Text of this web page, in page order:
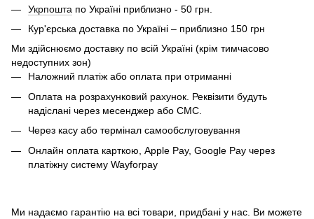
Укрпошта по Україні приблизно - 50 грн.
Кур'єрська доставка по Україні – приблизно 150 грн
Ми здійснюємо доставку по всій Україні (крім тимчасово
недоступних зон)
Наложний платіж або оплата при отриманні
Оплата на розрахунковий рахунок. Реквізити будуть
надіслані через месенджер або СМС.
Через касу або термінал самообслуговування
Онлайн оплата карткою, Apple Pay, Google Pay через
платіжну систему Wayforpay
Ми надаємо гарантію на всі товари, придбані у нас. Ви можете